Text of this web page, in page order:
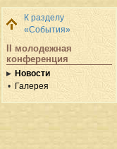
К разделу
«События»
II молодежная
конференция
Новости
Галерея